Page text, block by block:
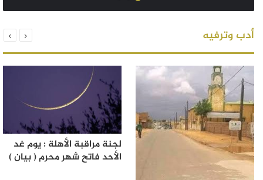
أدب وترفيه
لجنة مراقبة الأهلة : يوم غد
الأحد فاتح شهر محرم ( بيان )